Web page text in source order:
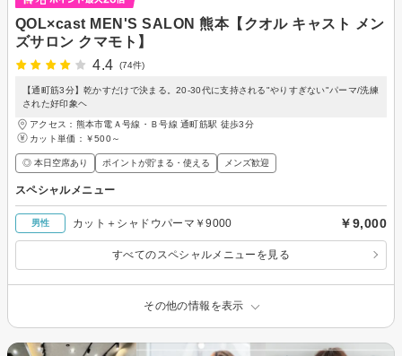
QOL×cast MEN'S SALON 熊本【クオル キャスト メン
ズサロン クマモト】
4.4
(74件)
【通町筋3分】乾かすだけで決まる。20-30代に支持される"やりすぎない"パーマ/洗練
された好印象ヘ
アクセス：熊本市電Ａ号線・Ｂ号線 通町筋駅 徒歩3分
カット単価： ￥500～
◎ 本日空席あり ポイントが貯まる・使える メンズ歓迎
スペシャルメニュー
男性 カット＋シャドウパーマ￥9000 ￥9,000
すべてのスペシャルメニューを見る
その他の情報を表示